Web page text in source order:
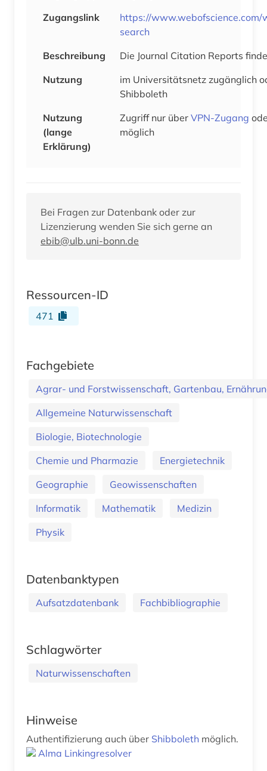
Zugangslink
https://www.webofscience.com/
search
Beschreibung
Die Journal Citation Reports
Nutzung
im Universitätsnetz zugänglich
Shibboleth
Nutzung
(lange
Erklärung)
Zugriff nur über VPN-Zugang
möglich
Bei Fragen zur Datenbank oder zur
Lizenzierung wenden Sie sich gerne an
ebib@ulb.uni-bonn.de
Ressourcen-ID
471
Fachgebiete
Agrar- und Forstwissenschaft, Gartenbau,
Allgemeine Naturwissenschaft
Biologie, Biotechnologie
Chemie und Pharmazie
Energietechnik
Geographie
Geowissenschaften
Informatik
Mathematik
Medizin
Physik
Datenbanktypen
Aufsatzdatenbank Fachbibliographie
Schlagwörter
Naturwissenschaften
Hinweise
Authentifizierung auch über Shibboleth möglich.
Alma Linkingresolver